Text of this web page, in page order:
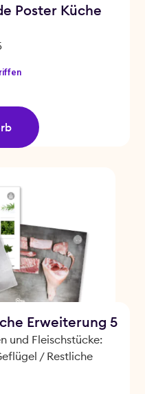
Poster Küche
Erweiterung 5
und Fleischstücke:
/ Restliche